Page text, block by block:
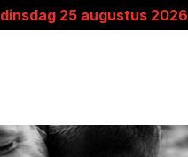
dinsdag 25 augustus 2026